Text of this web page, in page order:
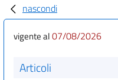
nascondi
vigente al07/08/2026
Articoli